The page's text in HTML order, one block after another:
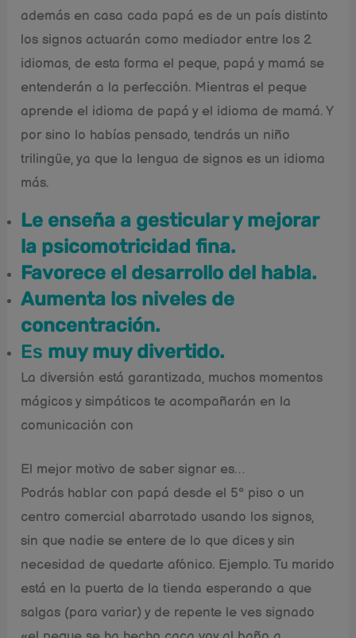
además en casa cada papá es de un país distinto
los signos actuarán como mediador entre los 2
idiomas, de esta forma el peque, papá y mamá se
entenderán a la perfección. Mientras el peque
aprende el idioma de papá y el idioma de mamá. Y
por sino lo habías pensado, tendrás un niño
trilingüe, ya que la lengua de signos es un idioma
más.
Le enseña a gesticular y mejorar
la psicomotricidad fina.
Favorece el desarrollo del habla.
Aumenta los niveles de
concentración.
Es muy muy divertido.
La diversión está garantizada, muchos momentos
mágicos y simpáticos te acompañarán en la
comunicación con
El mejor motivo de saber signar es…
Podrás hablar con papá desde el 5º piso o un
centro comercial abarrotado usando los signos,
sin que nadie se entere de lo que dices y sin
necesidad de quedarte afónico. Ejemplo. Tu marido
está en la puerta de la tienda esperando a que
salgas (para variar) y de repente le ves signado